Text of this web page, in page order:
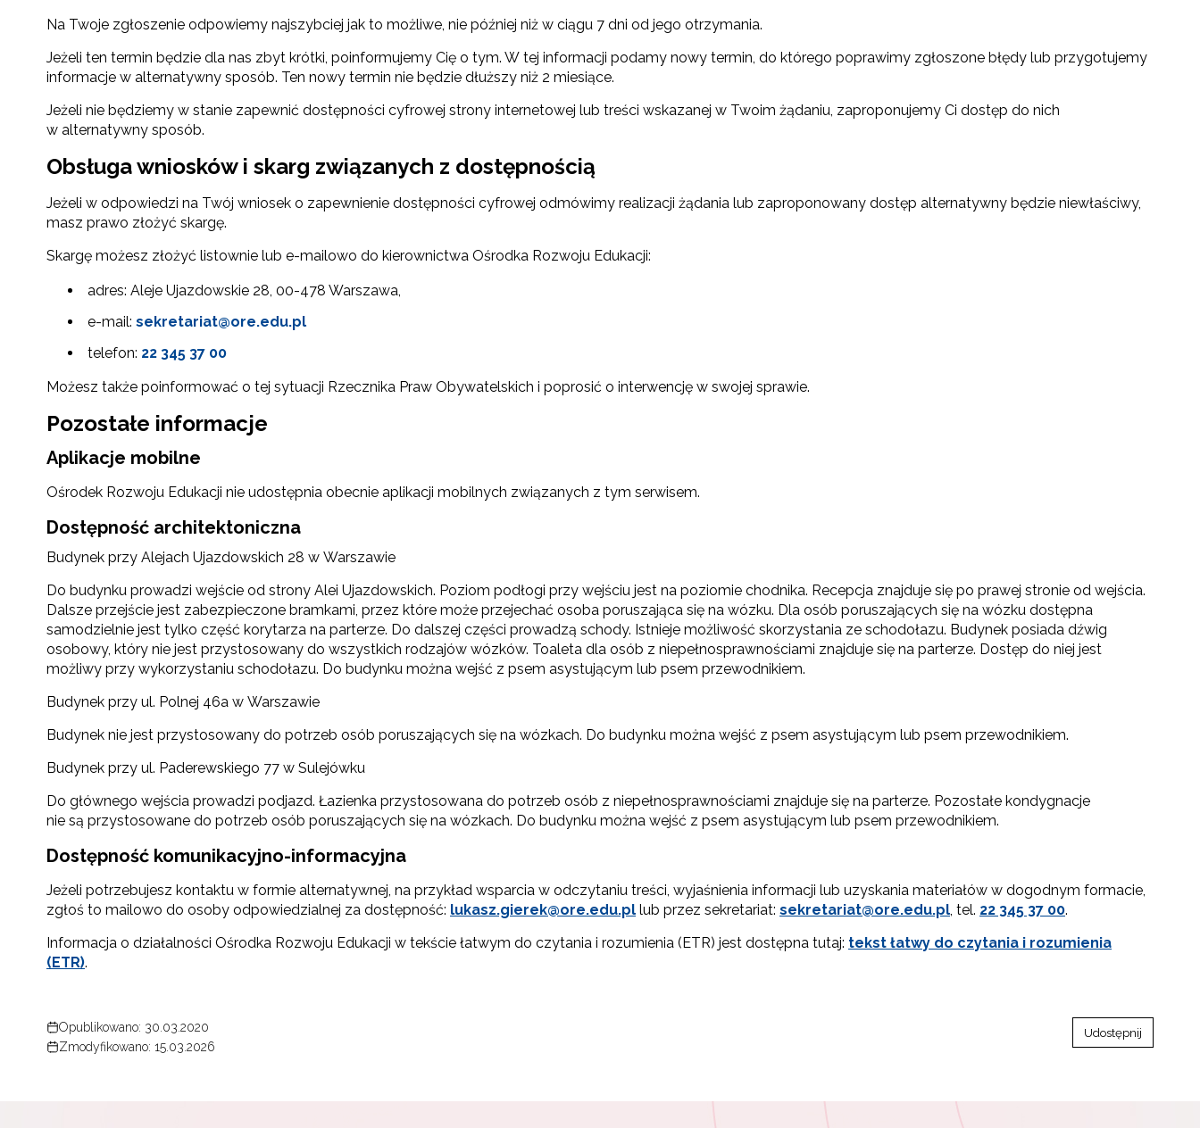
Na Twoje zgłoszenie odpowiemy najszybciej jak to możliwe, nie później niż w ciągu 7 dni od jego otrzymania.
Jeżeli ten termin będzie dla nas zbyt krótki, poinformujemy Cię o tym. W tej informacji podamy nowy termin, do którego poprawimy zgłoszone błędy lub przygotujemy
informacje w alternatywny sposób. Ten nowy termin nie będzie dłuższy niż 2 miesiące.
Jeżeli nie będziemy w stanie zapewnić dostępności cyfrowej strony internetowej lub treści wskazanej w Twoim żądaniu, zaproponujemy Ci dostęp do nich
w alternatywny sposób.
Obsługa wniosków i skarg związanych z dostępnością
Jeżeli w odpowiedzi na Twój wniosek o zapewnienie dostępności cyfrowej odmówimy realizacji żądania lub zaproponowany dostęp alternatywny będzie niewłaściwy,
masz prawo złożyć skargę.
Skargę możesz złożyć listownie lub e-mailowo do kierownictwa Ośrodka Rozwoju Edukacji:
adres: Aleje Ujazdowskie 28, 00-478 Warszawa,
e-mail: sekretariat@ore.edu.pl
telefon: 22 345 37 00
Możesz także poinformować o tej sytuacji Rzecznika Praw Obywatelskich i poprosić o interwencję w swojej sprawie.
Pozostałe informacje
Aplikacje mobilne
Ośrodek Rozwoju Edukacji nie udostępnia obecnie aplikacji mobilnych związanych z tym serwisem.
Dostępność architektoniczna
Budynek przy Alejach Ujazdowskich 28 w Warszawie
Do budynku prowadzi wejście od strony Alei Ujazdowskich. Poziom podłogi przy wejściu jest na poziomie chodnika. Recepcja znajduje się po prawej stronie od wejścia.
Dalsze przejście jest zabezpieczone bramkami, przez które może przejechać osoba poruszająca się na wózku. Dla osób poruszających się na wózku dostępna
samodzielnie jest tylko część korytarza na parterze. Do dalszej części prowadzą schody. Istnieje możliwość skorzystania ze schodołazu. Budynek posiada dźwig
osobowy, który nie jest przystosowany do wszystkich rodzajów wózków. Toaleta dla osób z niepełnosprawnościami znajduje się na parterze. Dostęp do niej jest
możliwy przy wykorzystaniu schodołazu. Do budynku można wejść z psem asystującym lub psem przewodnikiem.
Budynek przy ul. Polnej 46a w Warszawie
Budynek nie jest przystosowany do potrzeb osób poruszających się na wózkach. Do budynku można wejść z psem asystującym lub psem przewodnikiem.
Budynek przy ul. Paderewskiego 77 w Sulejówku
Do głównego wejścia prowadzi podjazd. Łazienka przystosowana do potrzeb osób z niepełnosprawnościami znajduje się na parterze. Pozostałe kondygnacje
nie są przystosowane do potrzeb osób poruszających się na wózkach. Do budynku można wejść z psem asystującym lub psem przewodnikiem.
Dostępność komunikacyjno-informacyjna
Jeżeli potrzebujesz kontaktu w formie alternatywnej, na przykład wsparcia w odczytaniu treści, wyjaśnienia informacji lub uzyskania materiałów w dogodnym formacie,
zgłoś to mailowo do osoby odpowiedzialnej za dostępność: lukasz.gierek@ore.edu.pl lub przez sekretariat: sekretariat@ore.edu.pl, tel. 22 345 37 00.
Informacja o działalności Ośrodka Rozwoju Edukacji w tekście łatwym do czytania i rozumienia (ETR) jest dostępna tutaj: tekst łatwy do czytania i rozumienia
(ETR).
Opublikowano: 30.03.2020
Zmodyfikowano: 15.03.2026
Udostępnij
Newsletter ORE
o szkoleniach i programach.
Adres e-mail:
Wyrażam zgodę na przetwarzanie moich danych osobowych przez ORE w